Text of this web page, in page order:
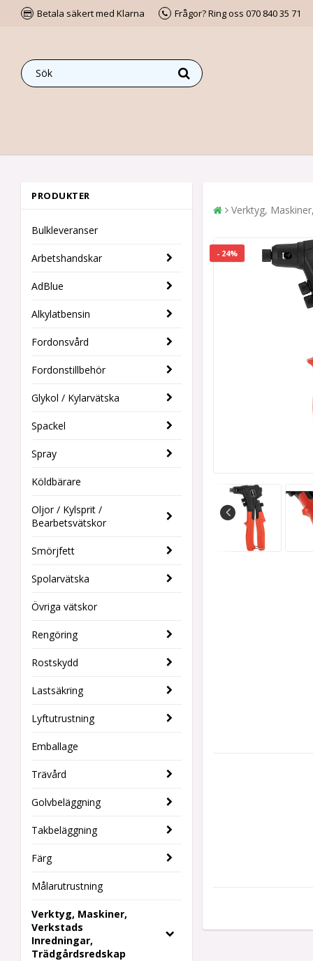
Betala säkert med Klarna Frågor? Ring oss 070 840 35 71
PRODUKTER
Bulkleveranser
Arbetshandskar
AdBlue
Alkylatbensin
Fordonsvård
Fordonstillbehör
Glykol / Kylarvätska
Spackel
Spray
Köldbärare
Oljor / Kylsprit /
Bearbetsvätskor
Smörjfett
Spolarvätska
Övriga vätskor
Rengöring
Rostskydd
Lastsäkring
Lyftutrustning
Emballage
Trävård
Golvbeläggning
Takbeläggning
Färg
Målarutrustning
Verktyg, Maskiner,
Verkstads
Inredningar,
Trädgårdsredskap
Verktyg,
- 24%